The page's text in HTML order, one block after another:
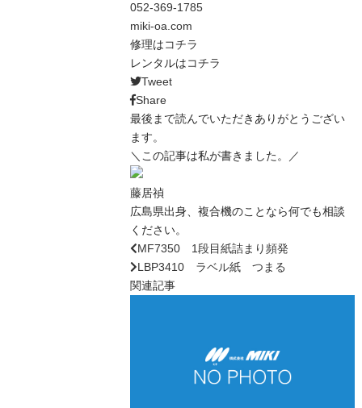
052-369-1785
miki-oa.com
修理はコチラ
レンタルはコチラ
Tweet
Share
最後まで読んでいただきありがとうござい
ます。
＼この記事は私が書きました。／
藤居禎
広島県出身、複合機のことなら何でも相談
ください。
MF7350 1段目紙詰まり頻発
LBP3410 ラベル紙 つまる
関連記事